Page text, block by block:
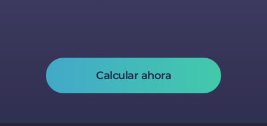
Calcular ahora